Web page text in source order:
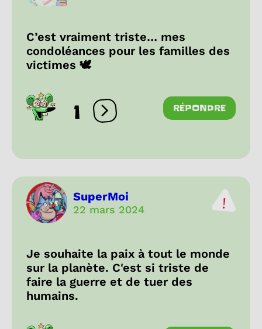
C’est vraiment triste… mes
condoléances pour les familles des
victimes 🕊️
1 Ouvrir les réactions
RÉPONDRE
SuperMoi
22 mars 2024
Je souhaite la paix à tout le monde
sur la planète. C'est si triste de
faire la guerre et de tuer des
humains.